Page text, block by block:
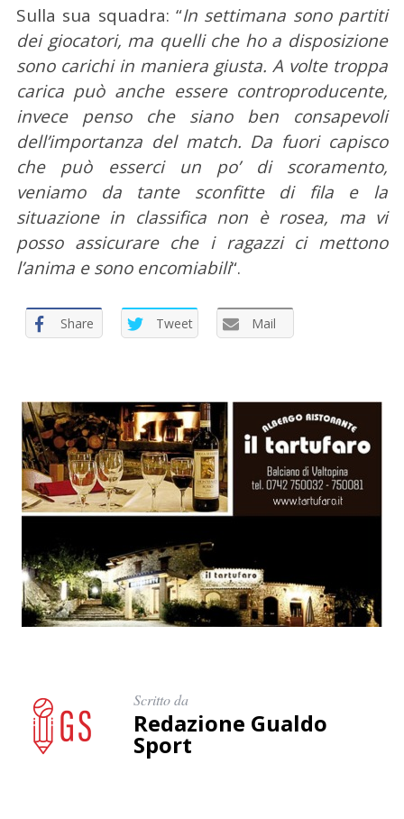
Sulla sua squadra: “In settimana sono partiti
dei giocatori, ma quelli che ho a disposizione
sono carichi in maniera giusta. A volte troppa
carica può anche essere controproducente,
invece penso che siano ben consapevoli
dell’importanza del match. Da fuori capisco
che può esserci un po’ di scoramento,
veniamo da tante sconfitte di fila e la
situazione in classifica non è rosea, ma vi
posso assicurare che i ragazzi ci mettono
l’anima e sono encomiabili“.
Share Tweet Mail
Scritto da
Redazione Gualdo
Sport
a
p
e
: